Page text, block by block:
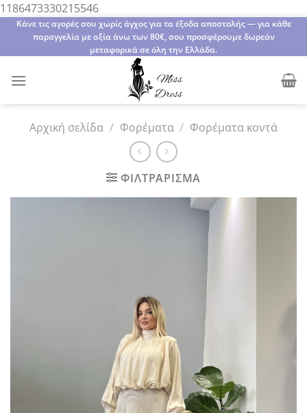
1186473330215546Μετάβαση
στο
περιεχόμενο
Κάνε τις αγορές σου χωρίς άγχος για τα έξοδα αποστολής — για κάθε
παραγγελία με αξία άνω των 80€, σου προσφέρουμε δωρεάν
μεταφορικά σε όλη την Ελλάδα.
Αρχική σελίδα / Φορέματα / Φορέματα κοντά
ΦΙΛΤΡΆΡΙΣΜΑ